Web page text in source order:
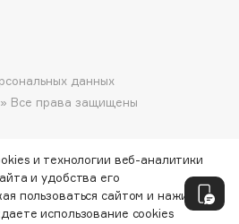
Все права защищены
данных
и технологии веб-аналитики
и удобства его
пользоваться сайтом и нажимая
использование cookies